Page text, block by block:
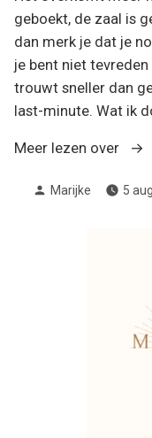
geboekt, de zaal is
dan merk je dat je
je bent niet
trouwt sneller dan
last-minute. Wat ik
Meer lezen over
“Nog
zoek
Geplaatst
Marijke 5